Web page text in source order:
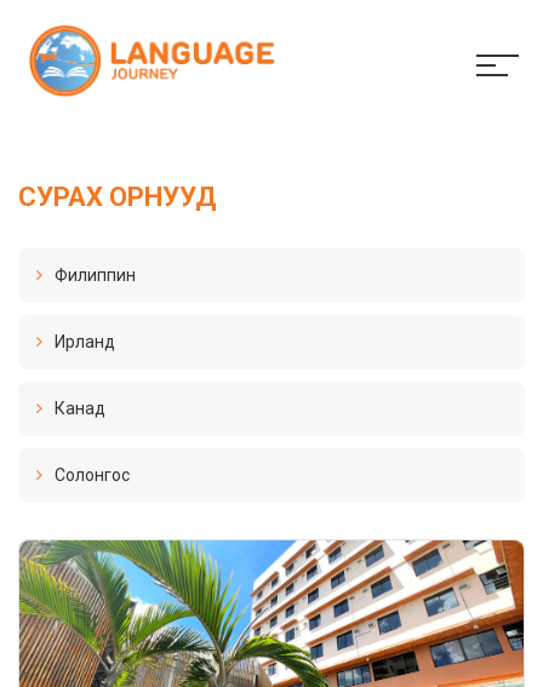
СУРАХ ОРНУУД
Филиппин
Ирланд
Канад
Солонгос